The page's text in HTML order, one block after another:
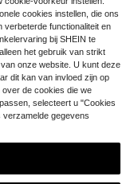
unisex retro vierkante
designerbrillen van een
autorijden, vissen, reiz
buitensporten en kam
1
cookies instellen, die ons
verbeterde functionaliteit en
bij SHEIN te
het gebruik van strikt
onze website. U kunt deze
dit kan van invloed zijn op
de cookies die we
selecteert u "Cookies
verzamelde gegevens